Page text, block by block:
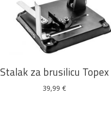
DODAJ U KOŠARICU
Stalak za brusilicu Topex
39,99€